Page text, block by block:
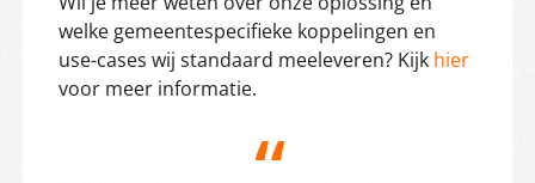
welke gemeentespecifieke koppelingen en
use-cases wij standaard meeleveren? Kijk hier
voor meer informatie.